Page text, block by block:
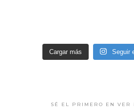
Cargar más Seguir
SÉ EL PRIMERO EN VER